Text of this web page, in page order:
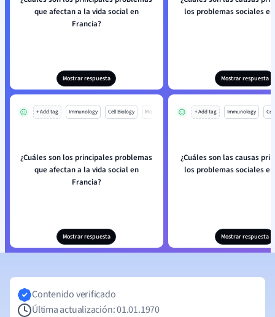
que afectan a la vida social en
Francia?
Mostrar respuesta
los problemas sociales
Mostrar respuesta
+ Add tag Immunology Cell Biology Mo
¿Cuáles son los principales problemas
que afectan a la vida social en
Francia?
Mostrar respuesta
+ Add tag Immunology
¿Cuáles son las causas
los problemas sociales
Mostrar respuesta
Contenido verificado
Última actualización: 01.01.1970